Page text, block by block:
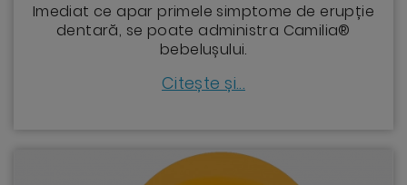
Imediat ce apar primele simptome de erupție
dentară, se poate administra Camilia®
bebelușului.
Citește și...